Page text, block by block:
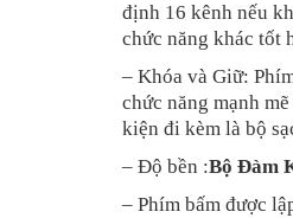
định 16 kênh nếu
chức năng khác tốt
– Khóa và Giữ:
chức năng mạnh
kiện đi kèm là bộ
– Độ bền :Bộ Đàm
– Phím bấm được